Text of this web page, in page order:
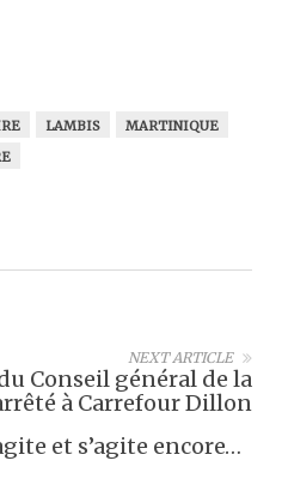
LAMBIS
MARTINIQUE
NEXT ARTICLE
Conseil général de la
à Carrefour Dillon
et s’agite encore…